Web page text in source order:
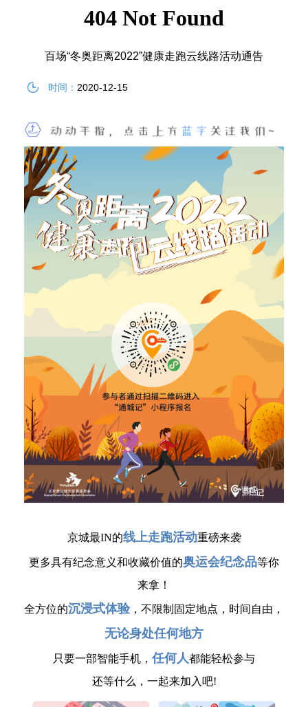
百场“冬奥距离2022”健康走跑云线路活动通告
时间： 2020-12-15
京城最IN的线上走跑活动重磅来袭
更多具有纪念意义和收藏价值的奥运会纪念品等你
来拿！
全方位的沉浸式体验，不限制固定地点，时间自由，
无论身处任何地方
只要一部智能手机， 任何人都能轻松参与
还等什么，一起来加入吧!